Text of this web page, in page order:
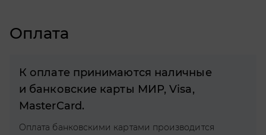
Оплата
К оплате принимаются наличные
и банковские карты МИР, Visa,
MasterCard.
Оплата банковскими картами производится